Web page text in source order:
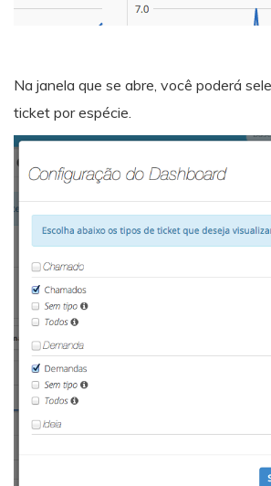
Na janela que se abre, você poderá
ticket por espécie.